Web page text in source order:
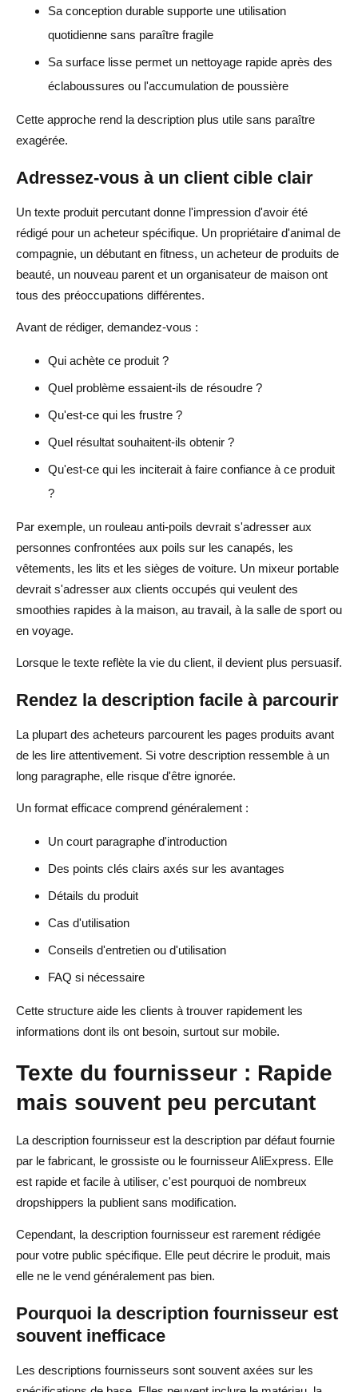
Sa conception durable supporte une utilisation
quotidienne sans paraître fragile
Sa surface lisse permet un nettoyage rapide après des
éclaboussures ou l'accumulation de poussière
Cette approche rend la description plus utile sans paraître
exagérée.
Adressez-vous à un client cible clair
Un texte produit percutant donne l'impression d'avoir été
rédigé pour un acheteur spécifique. Un propriétaire d'animal de
compagnie, un débutant en fitness, un acheteur de produits de
beauté, un nouveau parent et un organisateur de maison ont
tous des préoccupations différentes.
Avant de rédiger, demandez-vous :
Qui achète ce produit ?
Quel problème essaient-ils de résoudre ?
Qu'est-ce qui les frustre ?
Quel résultat souhaitent-ils obtenir ?
Qu'est-ce qui les inciterait à faire confiance à ce produit
?
Par exemple, un rouleau anti-poils devrait s'adresser aux
personnes confrontées aux poils sur les canapés, les
vêtements, les lits et les sièges de voiture. Un mixeur portable
devrait s'adresser aux clients occupés qui veulent des
smoothies rapides à la maison, au travail, à la salle de sport ou
en voyage.
Lorsque le texte reflète la vie du client, il devient plus persuasif.
Rendez la description facile à parcourir
La plupart des acheteurs parcourent les pages produits avant
de les lire attentivement. Si votre description ressemble à un
long paragraphe, elle risque d'être ignorée.
Un format efficace comprend généralement :
Un court paragraphe d'introduction
Des points clés clairs axés sur les avantages
Détails du produit
Cas d'utilisation
Conseils d'entretien ou d'utilisation
FAQ si nécessaire
Cette structure aide les clients à trouver rapidement les
informations dont ils ont besoin, surtout sur mobile.
Texte du fournisseur : Rapide
mais souvent peu percutant
La description fournisseur est la description par défaut fournie
par le fabricant, le grossiste ou le fournisseur AliExpress. Elle
est rapide et facile à utiliser, c'est pourquoi de nombreux
dropshippers la publient sans modification.
Cependant, la description fournisseur est rarement rédigée
pour votre public spécifique. Elle peut décrire le produit, mais
elle ne le vend généralement pas bien.
Pourquoi la description fournisseur est
souvent inefficace
Les descriptions fournisseurs sont souvent axées sur les